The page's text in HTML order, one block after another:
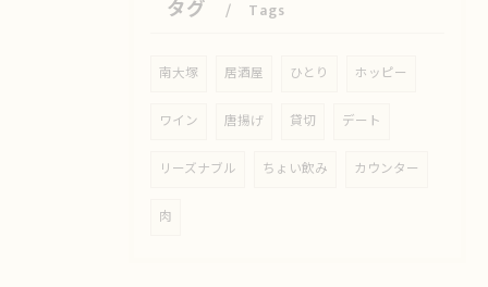
タグ Tags
南大塚 居酒屋 ひとり ホッピー
ワイン 唐揚げ 貸切 デート
リーズナブル ちょい飲み カウンター
肉